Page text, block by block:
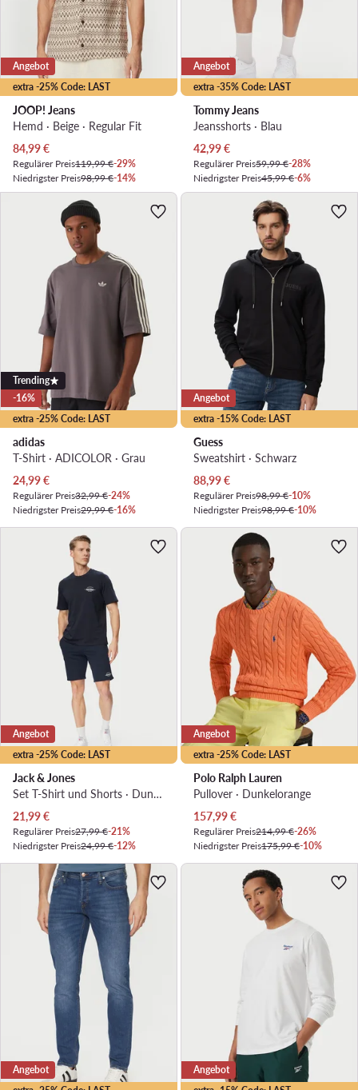
extra -25% Code: LAST
Angebot
JOOP! Jeans
Hemd · Beige · Regular Fit
Aktueller Preis
84,99€
Regulärer Preis119,99 €-29%
Niedrigster Preis98,99 €-14%
extra -35% Code: LAST
Angebot
Tommy Jeans
Jeansshorts · Blau
Aktueller Preis
42,99€
Regulärer Preis59,99 €-28%
Niedrigster Preis45,99 €-6%
extra -25% Code: LAST
Trending
-16%
adidas
T-Shirt · ADICOLOR · Grau
Aktueller Preis
24,99€
Regulärer Preis32,99 €-24%
Niedrigster Preis29,99 €-16%
extra -15% Code: LAST
Angebot
Guess
Sweatshirt · Schwarz
Aktueller Preis
88,99€
Regulärer Preis98,99 €-10%
Niedrigster Preis98,99 €-10%
extra -25% Code: LAST
Angebot
Jack & Jones
Set T-Shirt und Shorts · Dunkelblau
Aktueller Preis
21,99€
Regulärer Preis27,99 €-21%
Niedrigster Preis24,99 €-12%
extra -25% Code: LAST
Angebot
Polo Ralph Lauren
Pullover · Dunkelorange
Aktueller Preis
157,99€
Regulärer Preis214,99 €-26%
Niedrigster Preis175,99 €-10%
Angebot
Angebot